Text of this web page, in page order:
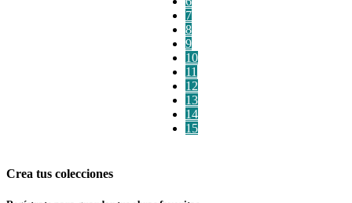
7
8
9
10
11
12
13
14
15
Crea tus colecciones